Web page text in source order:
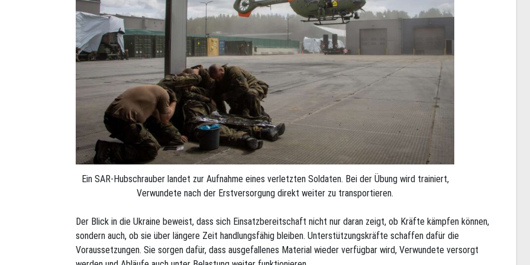
Ein SAR-Hubschrauber landet zur Aufnahme eines verletzten Soldaten. Bei der Übung wird trainiert,
Verwundete nach der Erstversorgung direkt weiter zu transportieren.
Der Blick in die Ukraine beweist, dass sich Einsatzbereitschaft nicht nur daran zeigt, ob Kräfte kämpfen können,
sondern auch, ob sie über längere Zeit handlungsfähig bleiben. Unterstützungskräfte schaffen dafür die
Voraussetzungen. Sie sorgen dafür, dass ausgefallenes Material wieder verfügbar wird, Verwundete versorgt